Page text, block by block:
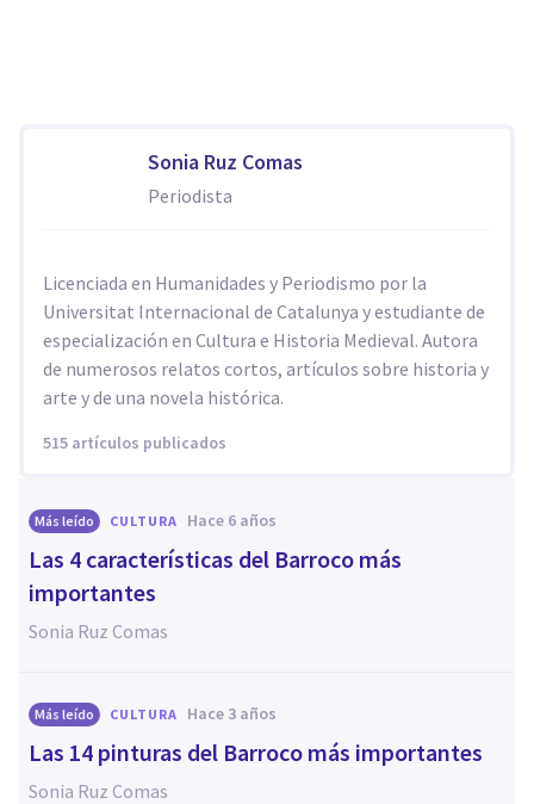
Sonia Ruz Comas
Periodista
Licenciada en Humanidades y Periodismo por la
Universitat Internacional de Catalunya y estudiante de
especialización en Cultura e Historia Medieval. Autora
de numerosos relatos cortos, artículos sobre historia y
arte y de una novela histórica.
515 artículos publicados
Más leído CULTURA hace 6 años
Las 4 características del Barroco más
importantes
Sonia Ruz Comas
Más leído CULTURA hace 3 años
Las 14 pinturas del Barroco más importantes
Sonia Ruz Comas